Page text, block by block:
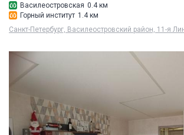
Василеостровская 0.4 км
Горный институт 1.4 км
Санкт-Петербург, Василеостровский район, 11-я